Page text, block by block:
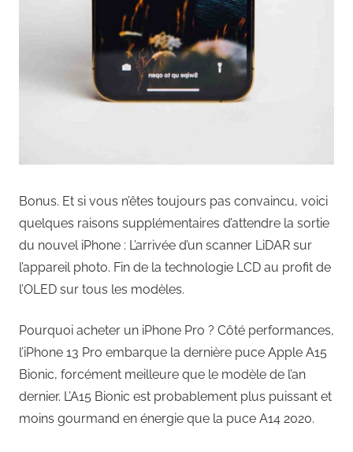
Bonus. Et si vous n’êtes toujours pas convaincu, voici
quelques raisons supplémentaires d’attendre la sortie
du nouvel iPhone : L’arrivée d’un scanner LiDAR sur
l’appareil photo. Fin de la technologie LCD au profit de
l’OLED sur tous les modèles.
Pourquoi acheter un iPhone Pro ? Côté performances,
l’iPhone 13 Pro embarque la dernière puce Apple A15
Bionic, forcément meilleure que le modèle de l’an
dernier. L’A15 Bionic est probablement plus puissant et
moins gourmand en énergie que la puce A14 2020.